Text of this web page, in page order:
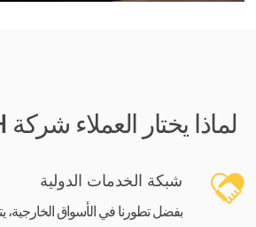
لماذا يختار العملاء شركة SINOMACH
شبكة الخدمات الدولية
بفضل تطورنا في الأسواق الخارجية،